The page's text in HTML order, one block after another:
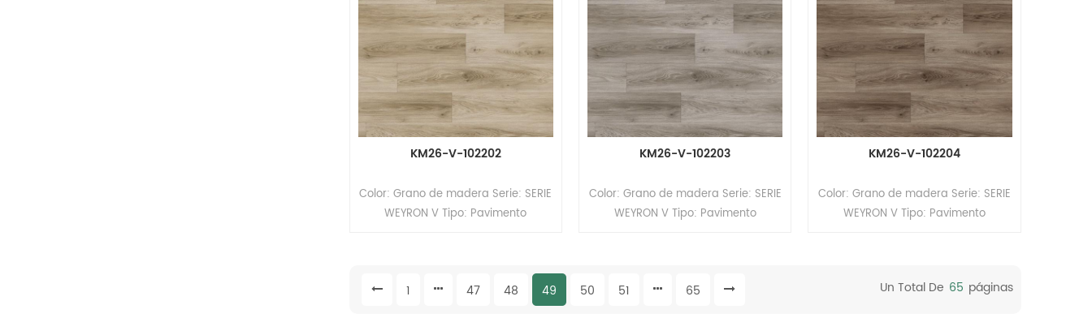
mm Superficie: revestimiento PUR
Respaldo: respaldo compacto
mm Superficie: revestimiento PUR
Respaldo: respaldo compacto
revestimiento PUR Soporte:
compacto
KM26-V-102202
Color: Grano de madera Serie: SERIE
WEYRON V Tipo: Pavimento
2,6 mm (espesor) x 2,0 m (ancho) x
15 m (largo). Espesor de la capa de
KM26-V-102203
Color: Grano de madera Serie: SERIE
WEYRON V Tipo: Pavimento
15 m (largo). Espesor de la capa de
KM26-V-102204
Color: Grano de madera Serie: SERIE
WEYRON V Tipo: Pavimento
15 m (largo). Espesor de la capa de
1 47 48 49 50 51 65 Un Total De 65 Páginas